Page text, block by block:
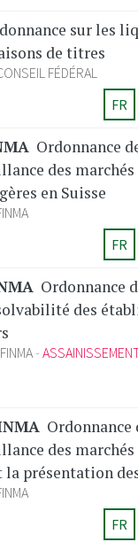
sur les
de titres
FÉDÉRAL
FR
Ordonnance
des
en Suisse
FR
Ordonnance
des
FINMA
des
présentation
FR